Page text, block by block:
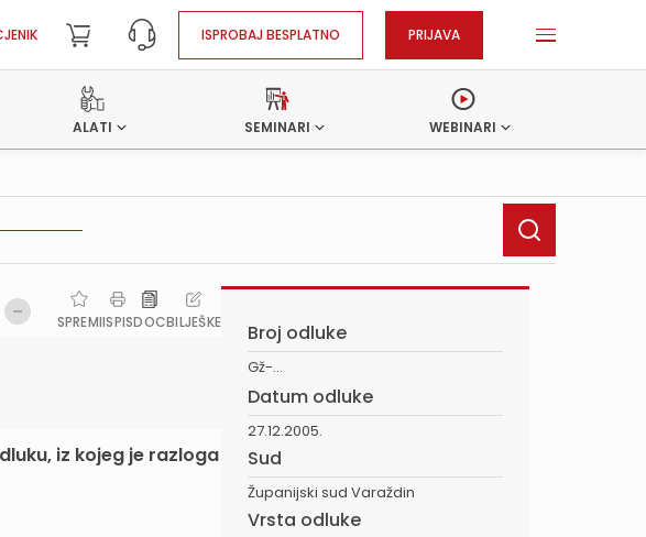
ISPROBAJ BESPLATNO PRIJAVA
ALATI SEMINARI WEBINARI
SPREMIISPISDOCBILJEŠKE
iz kojeg je razloga
Broj odluke
Gž-...
Datum odluke
27.12.2005.
Sud
Županijski sud Varaždin
Vrsta odluke